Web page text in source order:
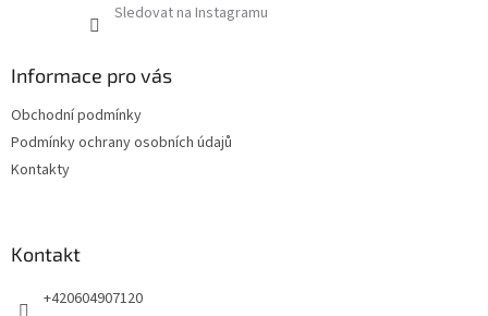
Sledovat na Instagramu
Informace pro vás
Obchodní podmínky
Podmínky ochrany osobních údajů
Kontakty
Kontakt
+420604907120